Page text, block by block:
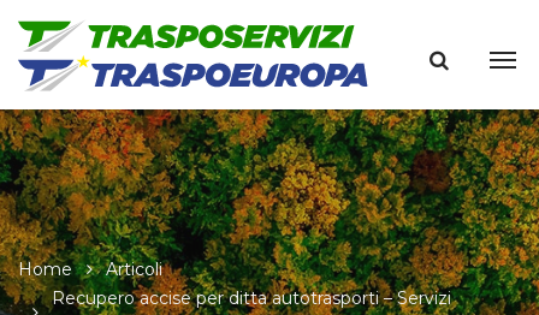
Home
Articoli
Recupero accise per ditta autotrasporti – Servizi